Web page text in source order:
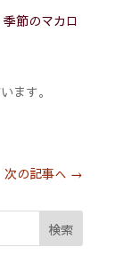
節のマカロ
ます。
次の記事へ →
検索